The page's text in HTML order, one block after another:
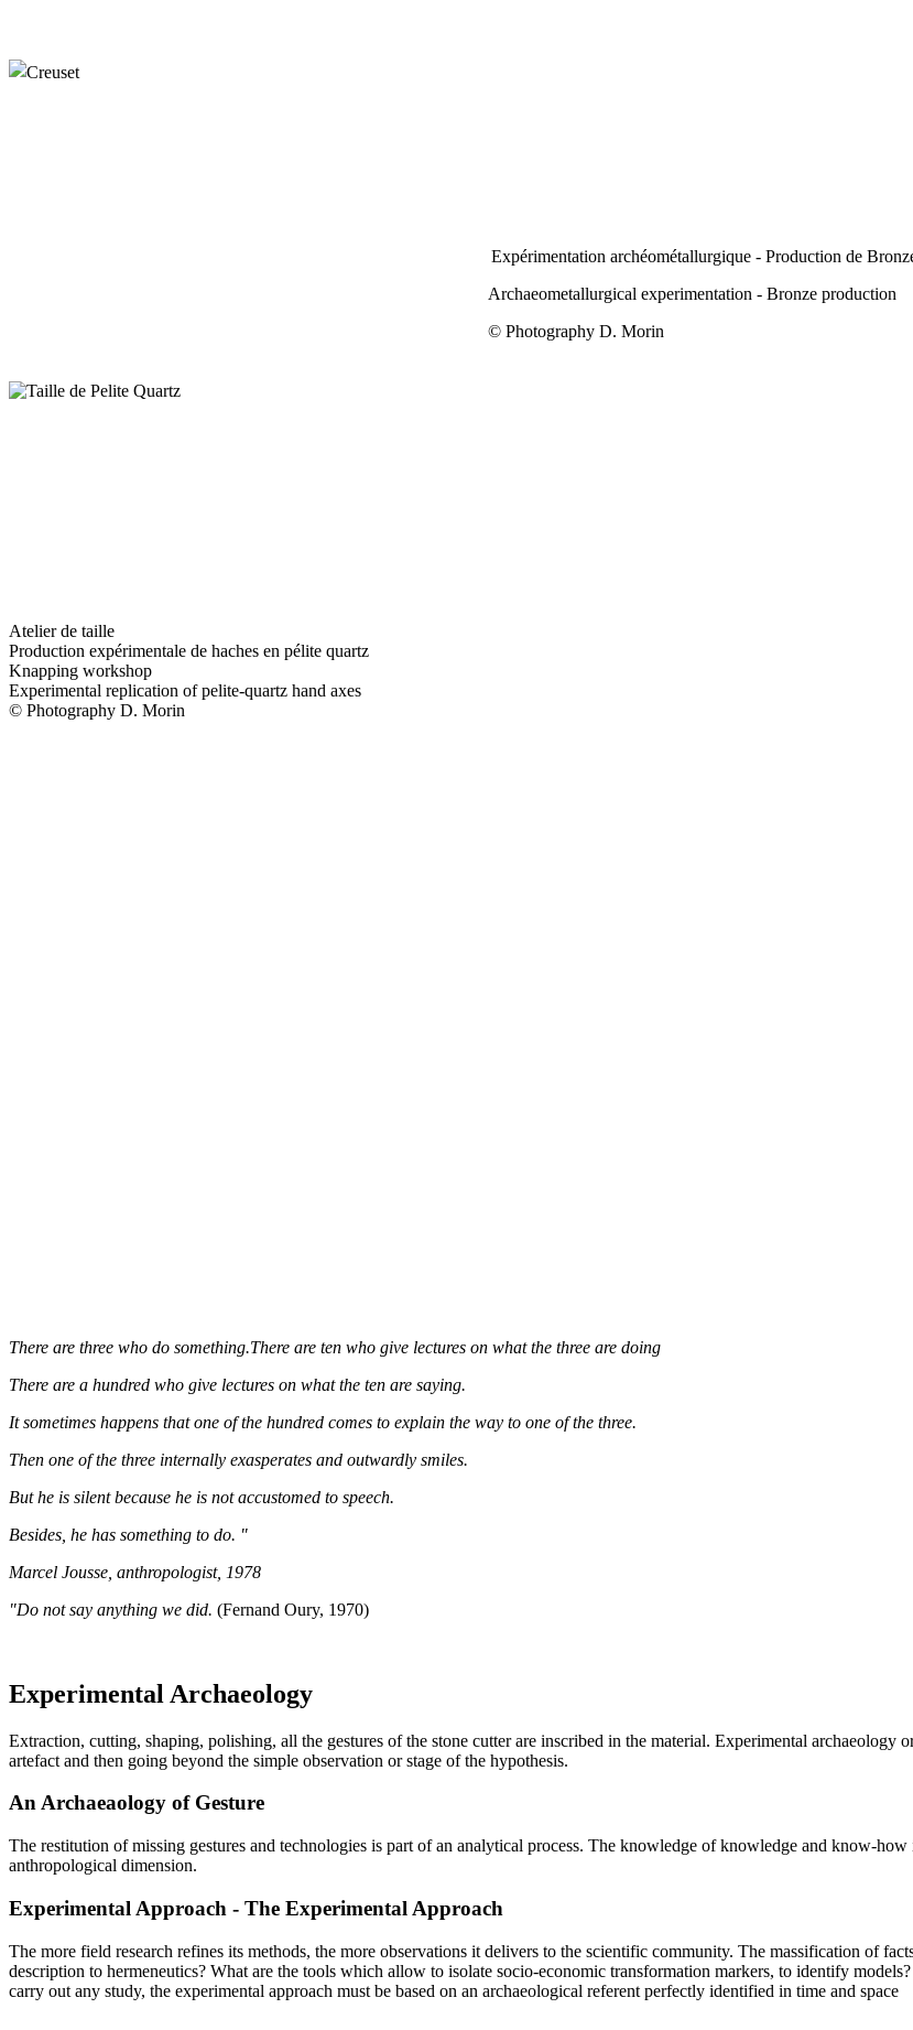
Expérimentation archéométallurgique - Production de
Archaeometallurgical experimentation - Bronze production
© Photography D. Morin
Atelier de taille
Production expérimentale de haches en pélite quartz
Knapping workshop
Experimental replication of pelite-quartz hand axes
© Photography D. Morin
There are three who do something.There are ten who give lectures on what the three are doing
There are a hundred who give lectures on what the ten are saying.
It sometimes happens that one of the hundred comes to explain the way to one of the three.
Then one of the three internally exasperates and outwardly smiles.
But he is silent because he is not accustomed to speech.
Besides, he has something to do. "
Marcel Jousse, anthropologist, 1978
"Do not say anything we did. (Fernand Oury, 1970)
Experimental Archaeology
Extraction, cutting, shaping, polishing, all the gestures of the stone cutter are inscribed in the material. Experimental archaeology
artefact and then going beyond the simple observation or stage of the hypothesis.
An Archaeaology of Gesture
The restitution of missing gestures and technologies is part of an analytical process. The knowledge of knowledge and know-
anthropological dimension.
Experimental Approach - The Experimental Approach
The more field research refines its methods, the more observations it delivers to the scientific community. The massification of
description to hermeneutics? What are the tools which allow to isolate socio-economic transformation markers, to identify
carry out any study, the experimental approach must be based on an archaeological referent perfectly identified in time and space